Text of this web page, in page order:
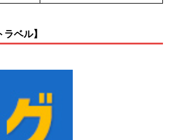
ベル】